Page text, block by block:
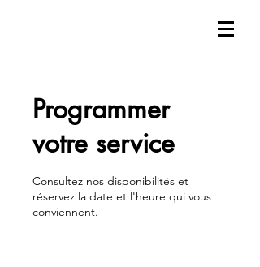
Programmer
votre service
Consultez nos disponibilités et
réservez la date et l'heure qui vous
conviennent.